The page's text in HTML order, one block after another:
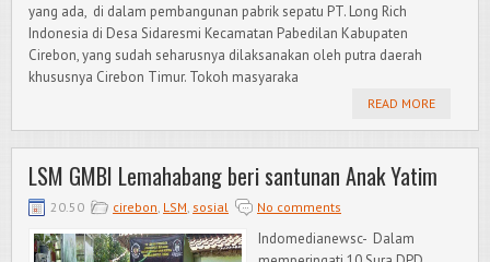
yang ada, di dalam pembangunan pabrik sepatu PT. Long Rich
Indonesia di Desa Sidaresmi Kecamatan Pabedilan Kabupaten
Cirebon, yang sudah seharusnya dilaksanakan oleh putra daerah
khususnya Cirebon Timur. Tokoh masyaraka
READ MORE
LSM GMBI Lemahabang beri santunan Anak Yatim
20.50 cirebon LSM sosial No comments
Indomedianewsc- Dalam